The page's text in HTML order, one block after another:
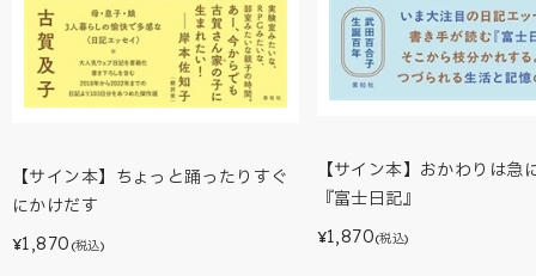
【サイン本】ちょっと踊ったりすぐ
にかけだす
¥1,870 (税込)
【サイン本】おかわりは急
『富士日記』
¥1,870(税込)